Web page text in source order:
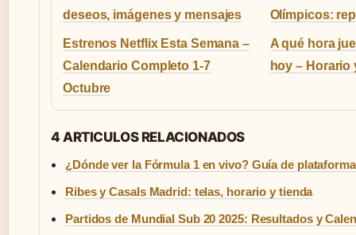
deseos, imágenes y mensajes
Olímpicos:
Estrenos Netflix Esta Semana –
Calendario Completo 1-7
Octubre
A qué hora
hoy – Horario
4 ARTICULOS RELACIONADOS
¿Dónde ver la Fórmula 1 en vivo? Guía de
Ribes y Casals Madrid: telas, horario y tienda
Partidos de Mundial Sub 20 2025: Resultados y